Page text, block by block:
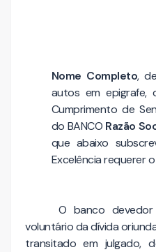
Nome Completo,
autos em epigrafe,
Cumprimento de
do BANCO Razão
que abaixo
Excelência requerer
O banco
voluntário da dívida
transitado em julgado,